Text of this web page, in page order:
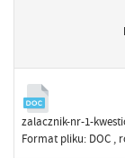
zalacznik-nr-1-
Format pliku: DOC ,